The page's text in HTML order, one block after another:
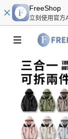
FreeShop
立刻使用官方